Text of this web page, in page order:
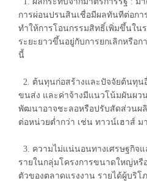
การผ่อนปรนสินเชื่อมีผลทันทีต่อก
ทำให้การโอนกรรมสิทธิ์เพิ่มขึ้นใน
ระยะยาวขึ้นอยู่กับการยกเลิกหรือก
นี้
2. ต้นทุนก่อสร้างและปัจจัยต้นทุน
ขนส่ง และค่าจ้างมีแนวโน้มผันผว
พัฒนาอาจชะลอหรือปรับสัดส่วน
ต่อหน่วยต่ำกว่า เช่น ทาวน์เฮาส์ ม
3. ความไม่แน่นอนทางเศรษฐกิจ
รายในกลุ่มโครงการขนาดใหญ่หรื
ตัวของตลาดแรงงาน รายได้ผู้บริ